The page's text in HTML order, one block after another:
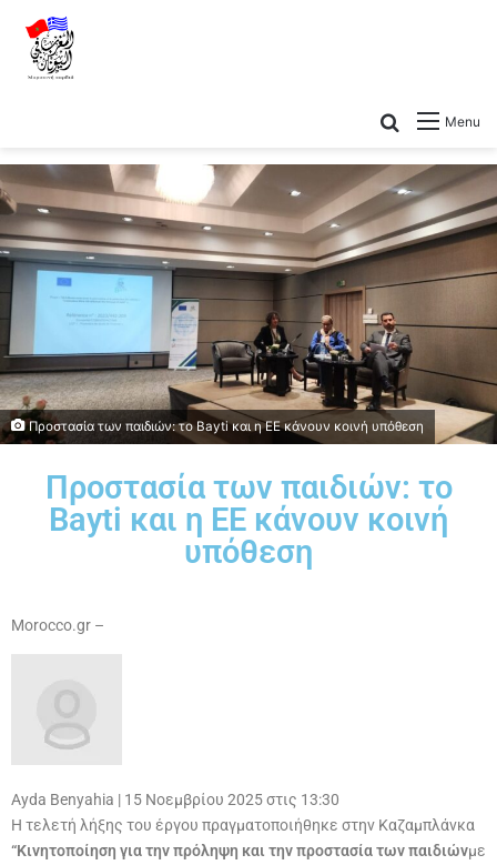
Menu
Προστασία των παιδιών: το Bayti και η ΕΕ κάνουν κοινή υπόθεση
Προστασία των παιδιών: το
Bayti και η ΕΕ κάνουν κοινή
υπόθεση
Morocco.gr –
Ayda Benyahia | 15 Νοεμβρίου 2025 στις 13:30
Η τελετή λήξης του έργου πραγματοποιήθηκε στην Καζαμπλάνκα
“Κινητοποίηση για την πρόληψη και την προστασία των παιδιώνμε